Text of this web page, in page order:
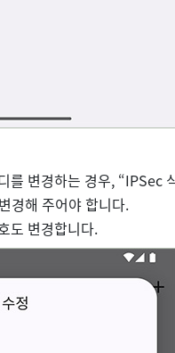
를 변경하는 경우, “IPSec
경해 주어야 합니다.
도 변경합니다.